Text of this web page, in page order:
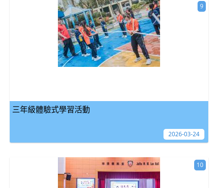
三年級體驗式學習活動
9
2026-03-24
10